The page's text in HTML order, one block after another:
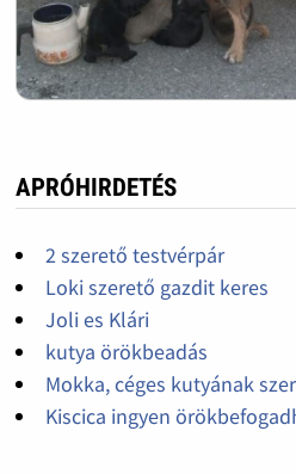
APRÓHIRDETÉS
2 szerető testvérpár
Loki szerető gazdit keres
Joli es Klári
kutya örökbeadás
Mokka, céges kutyának
Kiscica ingyen